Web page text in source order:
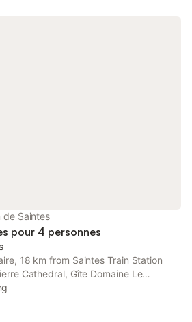
de Saintes
pour 4 personnes
18 km from Saintes Train Station
Cathedral, Gîte Domaine Le
and air conditioning. This property
free private parking and free WiFi.